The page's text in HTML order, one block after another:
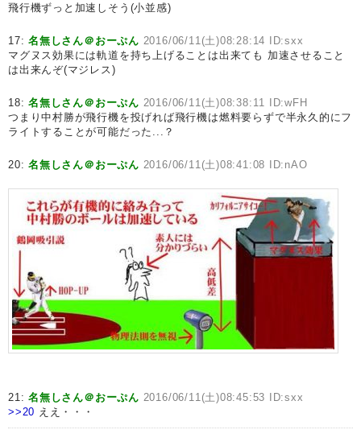
飛行機ずっと加速しそう(小並感)
17:名無しさん＠おーぷん 2016/06/11(土)08:28:14 ID:sxx
マグヌス効果には軌道を持ち上げることは出来ても 加速させること
は出来んぞ(マジレス)
18:名無しさん＠おーぷん 2016/06/11(土)08:38:11 ID:wFH
つまり中村勝が飛行機を投げれば飛行機は燃料要らずで半永久的にフ
ライトすることが可能だった...？
20:名無しさん＠おーぷん 2016/06/11(土)08:41:08 ID:nAO
21:名無しさん＠おーぷん 2016/06/11(土)08:45:53 ID:sxx
>>20 ええ・・・